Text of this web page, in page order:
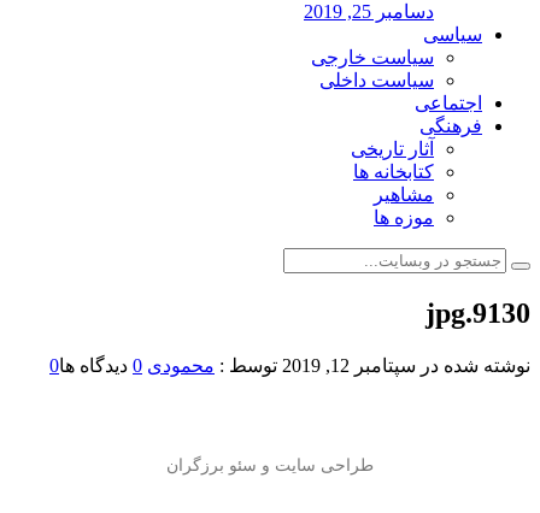
دسامبر 25, 2019
سیاسی
سیاست خارجی
سیاست داخلی
اجتماعی
فرهنگی
آثار تاریخی
کتابخانه ها
مشاهیر
موزه ها
9130.jpg
نوشته شده در سپتامبر 12, 2019 توسط : محمودی 0 دیدگاه ها0